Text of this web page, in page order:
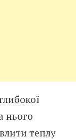
нього
теплу